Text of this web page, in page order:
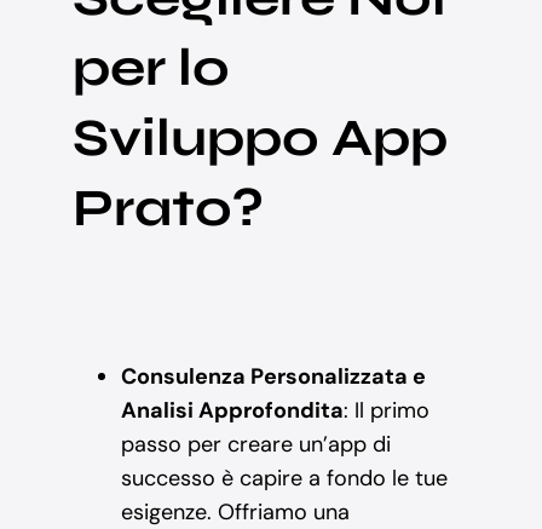
per lo
Sviluppo App
Prato?
Consulenza Personalizzata e
Analisi Approfondita: Il primo
passo per creare un’app di
successo è capire a fondo le tue
esigenze. Offriamo una